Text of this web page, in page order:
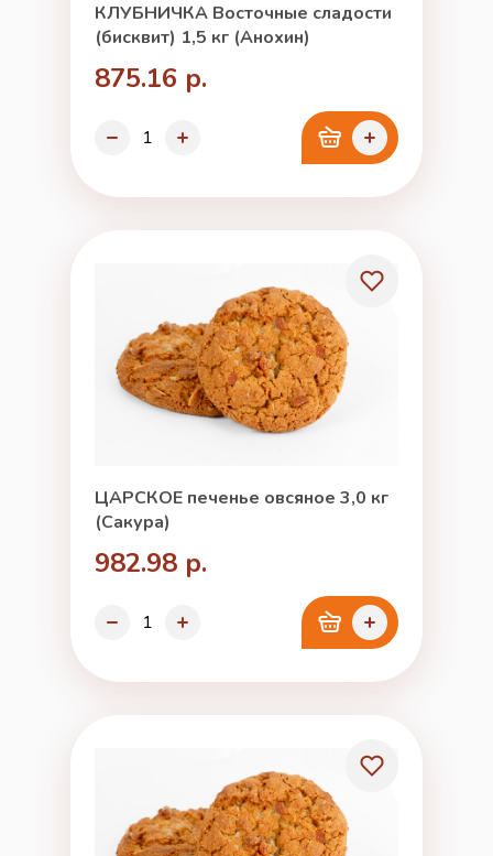
КЛУБНИЧКА Восточные сладости
(бисквит) 1,5 кг (Анохин)
875.16 р.
ЦАРСКОЕ печенье овсяное 3,0 кг
(Сакура)
982.98 р.